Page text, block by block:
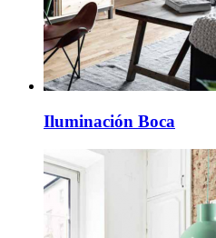
Iluminación Boca